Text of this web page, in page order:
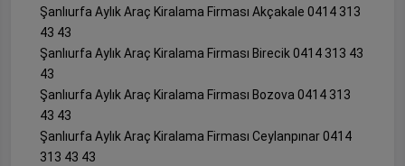
Şanlıurfa Aylık Araç Kiralama Firması Akçakale 0414 313
43 43
Şanlıurfa Aylık Araç Kiralama Firması Birecik 0414 313 43
43
Şanlıurfa Aylık Araç Kiralama Firması Bozova 0414 313
43 43
Şanlıurfa Aylık Araç Kiralama Firması Ceylanpınar 0414
313 43 43